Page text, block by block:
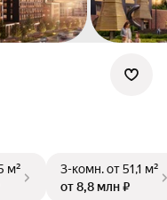
м²
3-комн.от 51,1 м²
от 8,8 млн ₽